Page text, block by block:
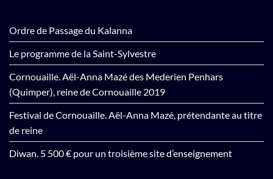
Ordre de Passage du Kalanna
Le programme de la Saint-Sylvestre
Cornouaille. Aël-Anna Mazé des Mederien Penhars
(Quimper), reine de Cornouaille 2019
Festival de Cornouaille. Aël-Anna Mazé, prétendante au titre
de reine
Diwan. 5 500 € pour un troisième site d’enseignement